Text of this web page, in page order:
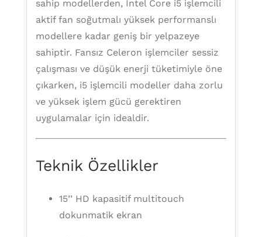
sahip modellerden, Intel Core i5 işlemcili
aktif fan soğutmalı yüksek performanslı
modellere kadar geniş bir yelpazeye
sahiptir. Fansız Celeron işlemciler sessiz
çalışması ve düşük enerji tüketimiyle öne
çıkarken, i5 işlemcili modeller daha zorlu
ve yüksek işlem gücü gerektiren
uygulamalar için idealdir.
Teknik Özellikler
15’’ HD kapasitif multitouch
dokunmatik ekran